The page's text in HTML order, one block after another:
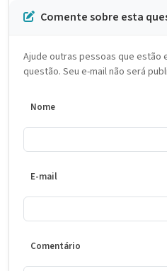
Comente sobre esta
Ajude outras pessoas que estão
questão. Seu e-mail não será
Nome
E-mail
Comentário